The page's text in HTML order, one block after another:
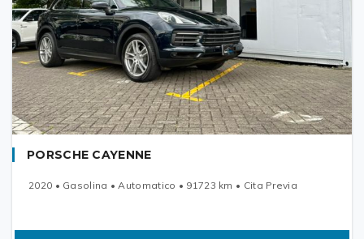
PORSCHE CAYENNE
2020 • Gasolina • Automatico • 91723 km • Cita Previa